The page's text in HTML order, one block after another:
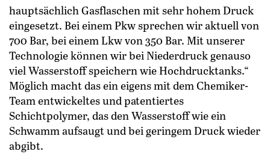
hauptsächlich Gasflaschen mit sehr hohem Druck
eingesetzt. Bei einem Pkw sprechen wir aktuell von
700 Bar, bei einem Lkw von 350 Bar. Mit unserer
Technologie können wir bei Niederdruck genauso
viel Wasserstoff speichern wie Hochdrucktanks.“
Möglich macht das ein eigens mit dem Chemiker-
Team entwickeltes und patentiertes
Schichtpolymer, das den Wasserstoff wie ein
Schwamm aufsaugt und bei geringem Druck wieder
abgibt.